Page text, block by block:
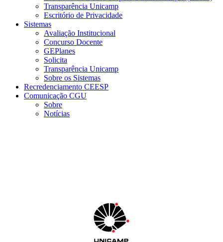
Transparência Unicamp
Escritório de Privacidade
Sistemas
Avaliação Institucional
Concurso Docente
GEPlanes
Solicita
Transparência Unicamp
Sobre os Sistemas
Recredenciamento CEESP
Comunicação CGU
Sobre
Notícias